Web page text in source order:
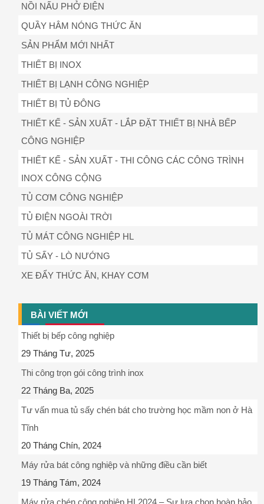
NỒI NẤU PHỞ ĐIỆN
QUẦY HÂM NÓNG THỨC ĂN
SẢN PHẨM MỚI NHẤT
THIẾT BỊ INOX
THIẾT BỊ LẠNH CÔNG NGHIỆP
THIẾT BỊ TỦ ĐÔNG
THIẾT KẾ - SẢN XUẤT - LẮP ĐẶT THIẾT BỊ NHÀ BẾP
CÔNG NGHIỆP
THIẾT KẾ - SẢN XUẤT - THI CÔNG CÁC CÔNG TRÌNH
INOX CÔNG CỘNG
TỦ CƠM CÔNG NGHIỆP
TỦ ĐIỆN NGOÀI TRỜI
TỦ MÁT CÔNG NGHIỆP HL
TỦ SẤY - LÒ NƯỚNG
XE ĐẨY THỨC ĂN, KHAY CƠM
BÀI VIẾT MỚI
Thiết bị bếp công nghiệp
29 Tháng Tư, 2025
Thi công trọn gói công trình inox
22 Tháng Ba, 2025
Tư vấn mua tủ sấy chén bát cho trường học mầm non ở Hà
Tĩnh
20 Tháng Chín, 2024
Máy rửa bát công nghiệp và những điều cần biết
19 Tháng Tám, 2024
Máy rửa chén công nghiệp HL2024 – Sự lựa chọn hoàn hảo